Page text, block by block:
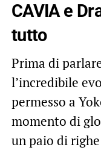
CAVIA e
tutto
Prima di
l’incredibile
permesso a
momento di
un paio di